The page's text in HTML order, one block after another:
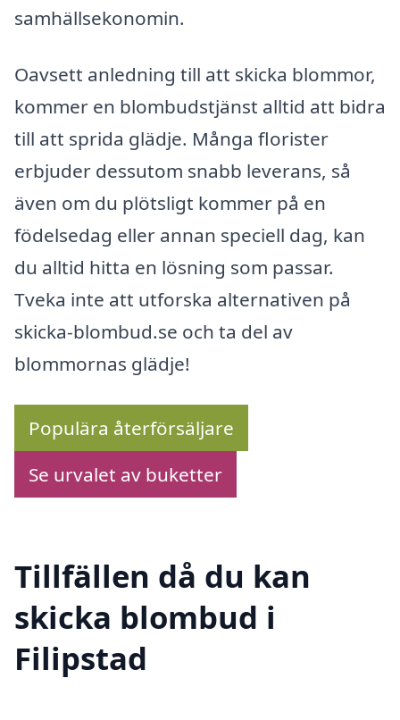
samhällsekonomin.
Oavsett anledning till att skicka blommor,
kommer en blombudstjänst alltid att bidra
till att sprida glädje. Många florister
erbjuder dessutom snabb leverans, så
även om du plötsligt kommer på en
födelsedag eller annan speciell dag, kan
du alltid hitta en lösning som passar.
Tveka inte att utforska alternativen på
skicka-blombud.se och ta del av
blommornas glädje!
Populära återförsäljare
Se urvalet av buketter
Tillfällen då du kan
skicka blombud i
Filipstad